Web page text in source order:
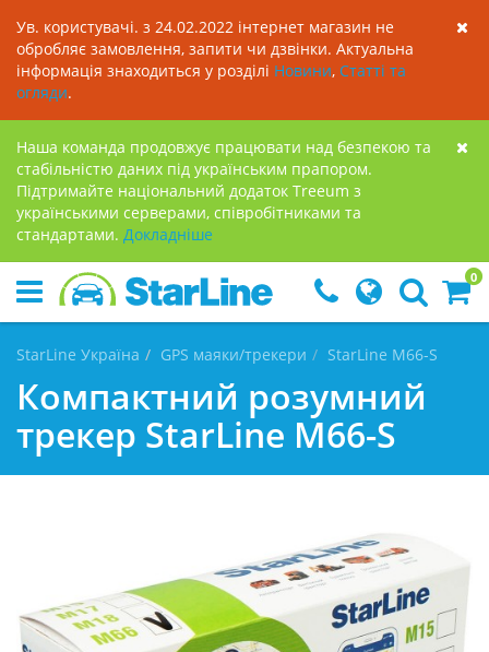
Ув. користувачі. з 24.02.2022 інтернет магазин не
обробляє замовлення, запити чи дзвінки. Актуальна
інформація знаходиться у розділі Новини, Статті та
огляди.
Наша команда продовжує працювати над безпекою та
стабільністю даних під українським прапором.
Підтримайте національний додаток Treeum з
українськими серверами, співробітниками та
стандартами. Докладнiше
0
StarLine Україна GPS маяки/трекери StarLine M66-S
Компактний розумний
трекер StarLine M66-S